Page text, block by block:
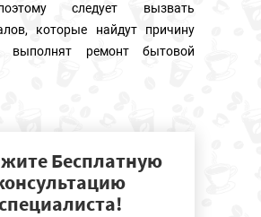
следует вызвать
которые найдут причину
выполнят ремонт бытовой
Бесплатную